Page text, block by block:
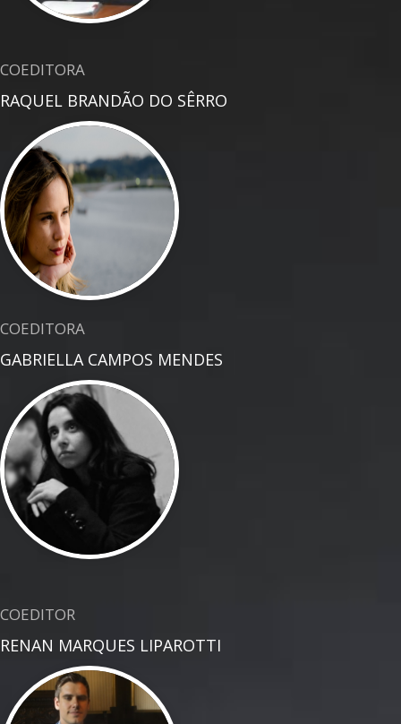
COEDITORA
RAQUEL BRANDÃO DO SÊRRO
COEDITORA
GABRIELLA CAMPOS MENDES
COEDITOR
RENAN MARQUES LIPAROTTI